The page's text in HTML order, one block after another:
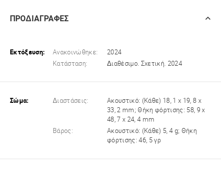
ΠΡΟΔΙΑΓΡΑΦΕΣ
Εκτόξευση: Ανακοινώθηκε:
2024
Κατάσταση:
Διαθέσιμο. Σχετική. 2024
Σώμα: Διαστάσεις:
Ακουστικό: (Κάθε) 18, 1 x 19, 8 x
33, 2 mm; Θήκη φόρτισης: 58, 9 x
48, 7 x 24, 4 mm
Βάρος:
Ακουστικό: (Κάθε) 5, 4 g; Θήκη
φόρτισης: 46, 5 γρ